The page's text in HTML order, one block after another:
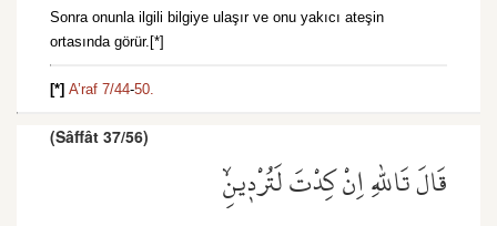
Sonra onunla ilgili bilgiye ulaşır ve onu yakıcı ateşin
ortasında görür.[*]
[*] A’raf 7/44-50.
(Sâffât 37/56)
قَالَ تَاللّٰهِ اِنْ كِدْتَ لَتُرْد۪ينِۙ